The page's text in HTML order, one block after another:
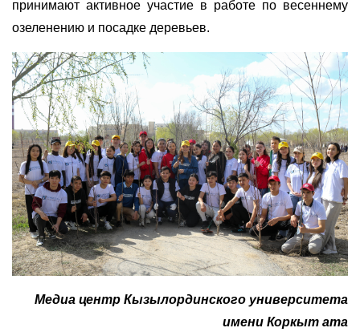
принимают активное участие в работе по весеннему
озеленению и посадке деревьев.
Медиа центр Кызылординского университета
имени Коркыт ата